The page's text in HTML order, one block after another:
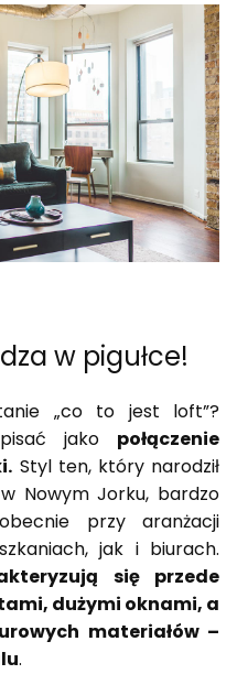
w pigułce!
„co to jest loft”?
jako połączenie
Styl ten, który narodził
Nowym Jorku, bardzo
przy aranżacji
jak i biurach.
się przede
dużymi oknami, a
materiałów –
.